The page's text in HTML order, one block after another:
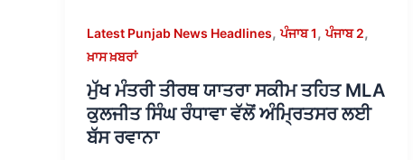
Latest Punjab News Headlines,ਪੰਜਾਬ 1,ਪੰਜਾਬ 2,
ਖ਼ਾਸ ਖ਼ਬਰਾਂ
ਮੁੱਖ ਮੰਤਰੀ ਤੀਰਥ ਯਾਤਰਾ ਸਕੀਮ ਤਹਿਤ MLA
ਕੁਲਜੀਤ ਸਿੰਘ ਰੰਧਾਵਾ ਵੱਲੋਂ ਅੰਮ੍ਰਿਤਸਰ ਲਈ
ਬੱਸ ਰਵਾਨਾ